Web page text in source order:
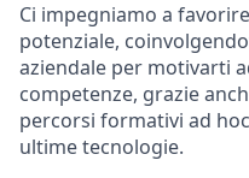
Ci impegniamo a
potenziale,
aziendale per motivarti
competenze, grazie
percorsi formativi ad
ultime tecnologie.